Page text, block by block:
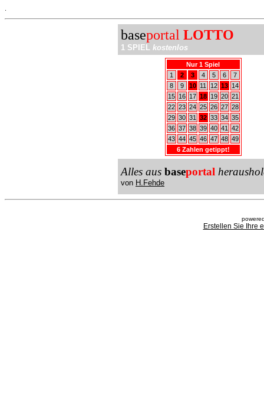
baseportal LOTTO
1 SPIEL kostenlos
Nur 1 Spiel
1
2 3 4 5 6
7
8
9 10 11 12 13
14
15
16 17 18 19 20 21
22 23 24 25 26 27 28
29 30 31 32 33 34 35
36 37 38 39 40 41
42
43 44 45 46 47 48 49
6 Zahlen getippt!
Alles aus baseportal
von H.Fehde
Erstellen Sie Ihre